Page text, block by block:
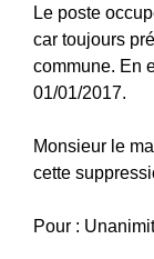
Le poste
car toujours
commune. En
01/01/2017.
Monsieur le
cette
Pour :